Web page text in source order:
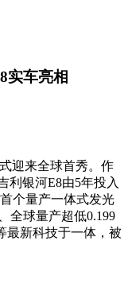
实车亮相
迎来全球首秀。作
利银河E8由5年投入
个量产一体式发光
全球量产超低0.199
最新科技于一体，被